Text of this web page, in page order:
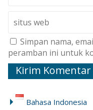
Simpan nama,
peramban ini untuk
Bahasa Indonesia